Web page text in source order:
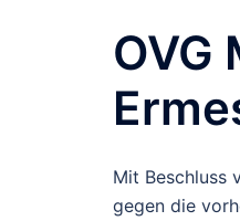
OVG
Mit Beschluss
gegen die